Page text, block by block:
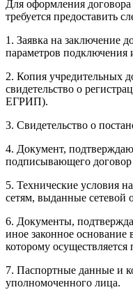
Для оформления договора
требуется предоставить
1. Заявка на заключение
параметров подключения
2. Копия учредительных
свидетельство о
ЕГРИП).
3. Свидетельство о
4. Документ,
подписывающего договор
5. Технические условия
сетям, выданные сетевой
6. Документы,
иное законное
которому
7. Паспортные данные и
уполномоченного лица.